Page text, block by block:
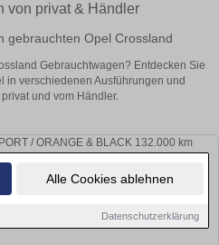
Alle Cookies ablehnen
Datenschutzerklärung
von privat & Händler
gebrauchten Opel Crossland
Gebrauchtwagen? Entdecken Sie
in verschiedenen Ausführungen und
und vom Händler.